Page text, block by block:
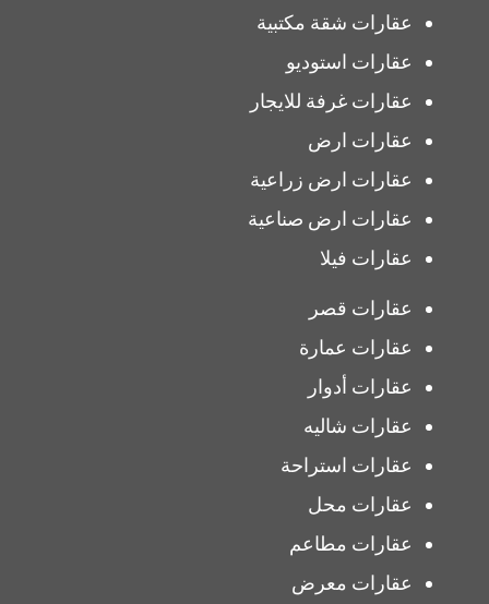
عقارات شقة مكتبية
عقارات استوديو
عقارات غرفة للايجار
عقارات ارض
عقارات ارض زراعية
عقارات ارض صناعية
عقارات فيلا
عقارات قصر
عقارات عمارة
عقارات أدوار
عقارات شاليه
عقارات استراحة
عقارات محل
عقارات مطاعم
عقارات معرض